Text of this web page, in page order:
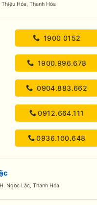
Hóa, Thanh Hóa
1900 0152
1900.996.678
0904.883.662
0912.664.111
0936.100.648
Ngọc Lặc, Thanh Hóa